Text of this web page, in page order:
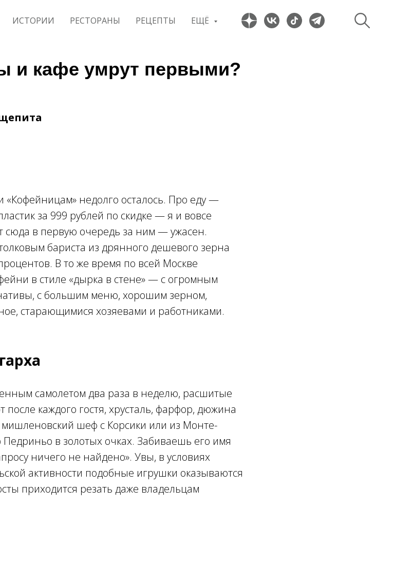
ИСТОРИИ РЕСТОРАНЫ РЕЦЕПТЫ ЕЩЁ
и кафе умрут первыми?
недолго осталось. Про еду —
за 999 рублей по скидке — я и вовсе
в первую очередь за ним — ужасен.
бариста из дрянного дешевого зерна
В то же время по всей Москве
в стиле «дырка в стене» — с огромным
с большим меню, хорошим зерном,
старающимися хозяевами и работниками.
самолетом два раза в неделю, расшитые
каждого гостя, хрусталь, фарфор, дюжина
шеф с Корсики или из Монте-
в золотых очках. Забиваешь его имя
ничего не найдено». Увы, в условиях
активности подобные игрушки оказываются
приходится резать даже владельцам